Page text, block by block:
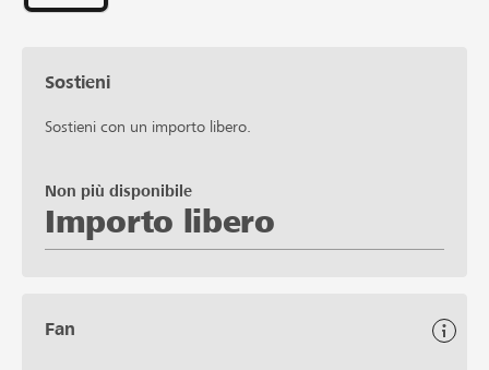
Sostieni
Sostieni con un importo libero.
Importo libero
Non più disponibile
Fan